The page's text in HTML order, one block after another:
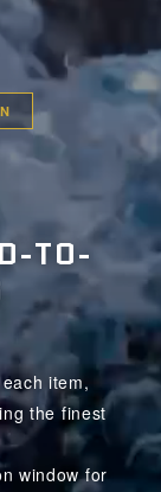
TO-
item,
the finest
window for